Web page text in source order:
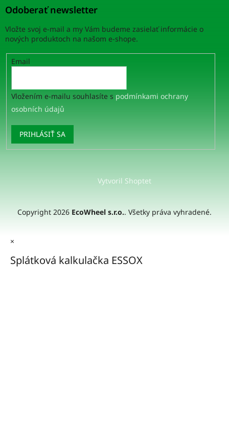
Odoberať newsletter
Vložte svoj e-mail a my Vám budeme zasielať informácie o
nových produktoch na našom e-shope.
Email
Vložením e-mailu souhlasíte s podmínkami ochrany
osobních údajů
PRIHLÁSIŤ SA
Vytvoril Shoptet
Copyright 2026 EcoWheel s.r.o.. Všetky práva vyhradené.
×
Splátková kalkulačka ESSOX